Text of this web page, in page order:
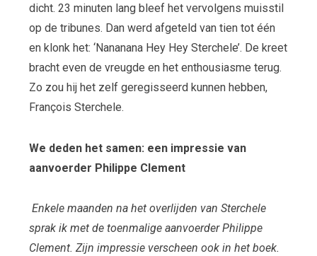
dicht. 23 minuten lang bleef het vervolgens muisstil
op de tribunes. Dan werd afgeteld van tien tot één
en klonk het: ‘Nananana Hey Hey Sterchele’. De kreet
bracht even de vreugde en het enthousiasme terug.
Zo zou hij het zelf geregisseerd kunnen hebben,
François Sterchele.
We deden het samen: een impressie van
aanvoerder Philippe Clement
Enkele maanden na het overlijden van Sterchele
sprak ik met de toenmalige aanvoerder Philippe
Clement. Zijn impressie verscheen ook in het boek.